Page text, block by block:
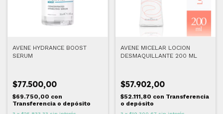
AVENE HYDRANCE BOOST
SERUM
$77.500,00
$69.750,00 con
Transferencia o depósito
AVENE MICELAR LOCION
DESMAQUILLANTE 200 ML
$57.902,00
$52.111,80 con Transferencia
o depósito